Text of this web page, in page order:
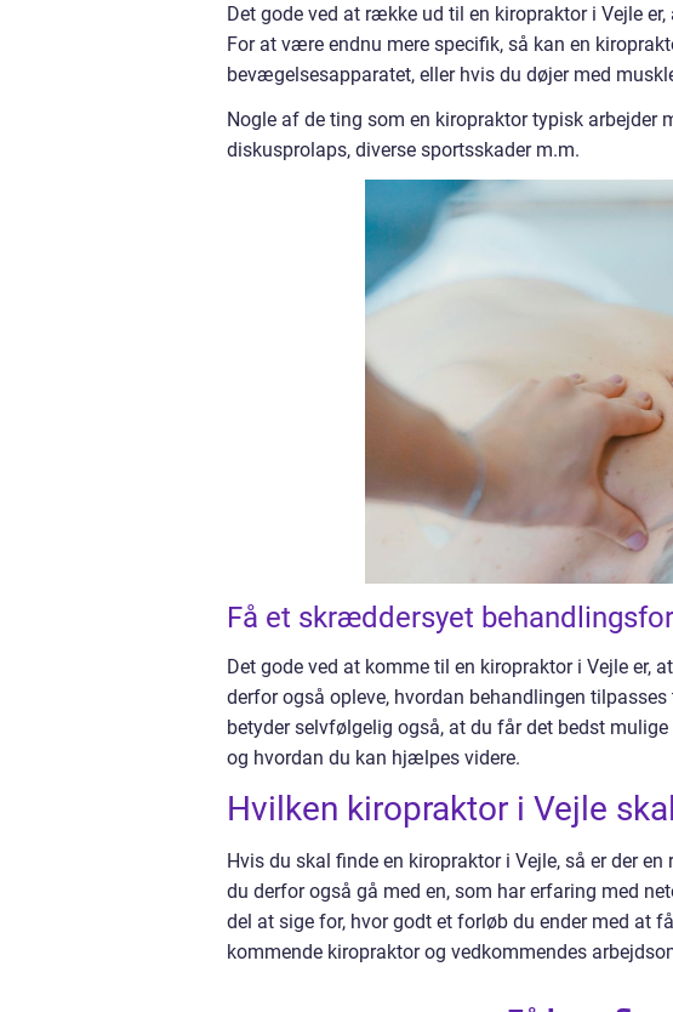
Det gode ved at række ud til en kiropraktor i Vejle
For at være endnu mere specifik, så kan en
bevægelsesapparatet, eller hvis du døjer med
Nogle af de ting som en kiropraktor typisk arbejder
diskusprolaps, diverse sportsskader m.m.
Få et skræddersyet
Det gode ved at komme til en kiropraktor i Vejle er,
derfor også opleve, hvordan behandlingen
betyder selvfølgelig også, at du får det bedst
og hvordan du kan hjælpes videre.
Hvilken kiropraktor i Vejle
Hvis du skal finde en kiropraktor i Vejle, så er der
du derfor også gå med en, som har erfaring med
del at sige for, hvor godt et forløb du ender med at
kommende kiropraktor og vedkommendes